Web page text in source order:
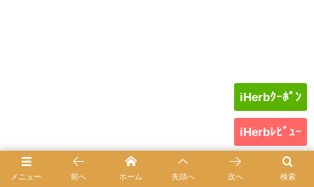
iHerbｸｰﾎﾟﾝ
iHerbﾚﾋﾞｭｰ
メニュー 検索
前へ ホーム 先頭へ 次へ